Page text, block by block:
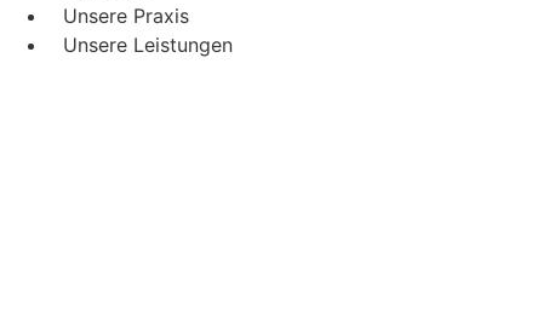
Unsere Praxis
Unsere Leistungen